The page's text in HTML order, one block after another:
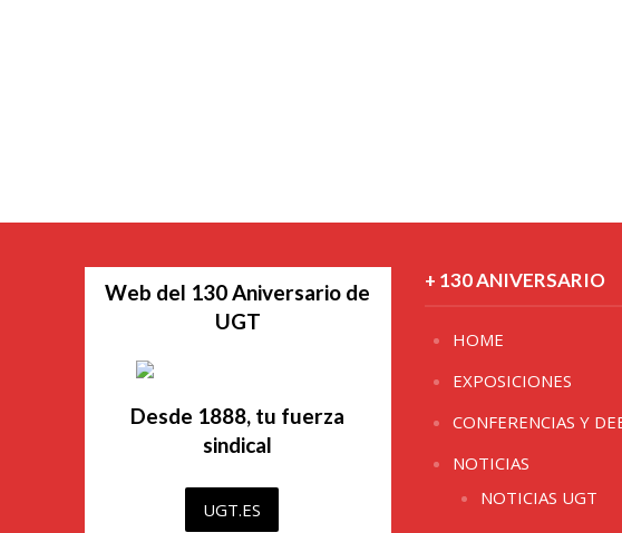
Web del 130 Aniversario de
UGT
Desde 1888, tu fuerza
sindical
UGT.ES
+ 130 ANIVERSARIO
HOME
EXPOSICIONES
CONFERENCIAS Y
NOTICIAS
NOTICIAS UGT